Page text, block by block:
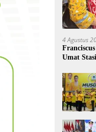
4 Agustus
Umat